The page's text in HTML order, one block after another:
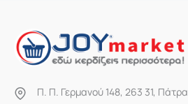
Π. Π. Γερμανού 148, 263 31, Πάτρα